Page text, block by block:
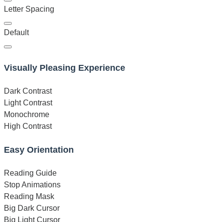
Letter Spacing
Default
Visually Pleasing Experience
Dark Contrast
Light Contrast
Monochrome
High Contrast
Easy Orientation
Reading Guide
Stop Animations
Reading Mask
Big Dark Cursor
Big Light Cursor